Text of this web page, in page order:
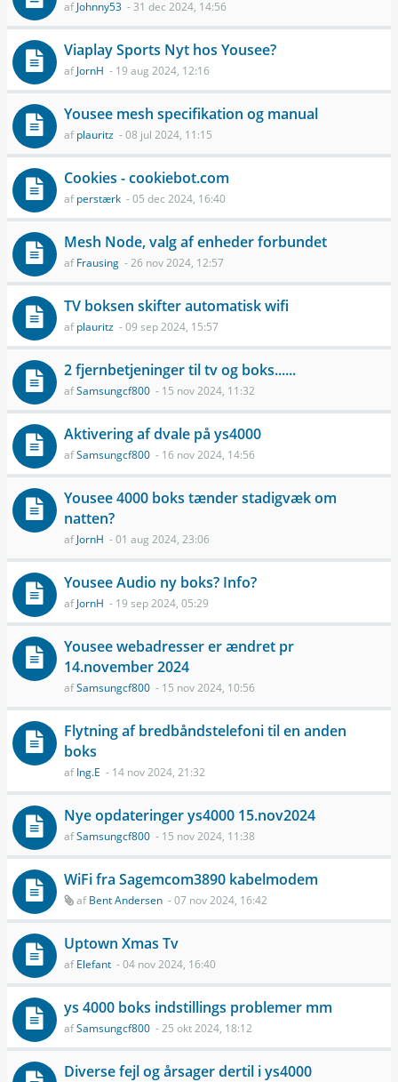
afJohnny53 - 31 dec 2024, 14:56
Viaplay Sports Nyt hos Yousee?
afJornH - 19 aug 2024, 12:16
Yousee mesh specifikation og manual
afplauritz - 08 jul 2024, 11:15
Cookies - cookiebot.com
afperstærk - 05 dec 2024, 16:40
Mesh Node, valg af enheder forbundet
afFrausing - 26 nov 2024, 12:57
TV boksen skifter automatisk wifi
afplauritz - 09 sep 2024, 15:57
2 fjernbetjeninger til tv og boks......
afSamsungcf800 - 15 nov 2024, 11:32
Aktivering af dvale på ys4000
afSamsungcf800 - 16 nov 2024, 14:56
Yousee 4000 boks tænder stadigvæk om
natten?
afJornH - 01 aug 2024, 23:06
Yousee Audio ny boks? Info?
afJornH - 19 sep 2024, 05:29
Yousee webadresser er ændret pr
14.november 2024
afSamsungcf800 - 15 nov 2024, 10:56
Flytning af bredbåndstelefoni til en anden
boks
afIng.E - 14 nov 2024, 21:32
Nye opdateringer ys4000 15.nov2024
afSamsungcf800 - 15 nov 2024, 11:38
WiFi fra Sagemcom3890 kabelmodem
afBent Andersen - 07 nov 2024, 16:42
Uptown Xmas Tv
afElefant - 04 nov 2024, 16:40
ys 4000 boks indstillings problemer mm
afSamsungcf800 - 25 okt 2024, 18:12
Diverse fejl og årsager dertil i ys4000